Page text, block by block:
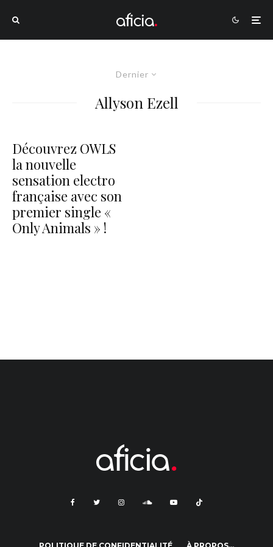
Dernier
Allyson Ezell
Découvrez OWLS
la nouvelle
sensation electro
française avec son
premier single «
Only Animals » !